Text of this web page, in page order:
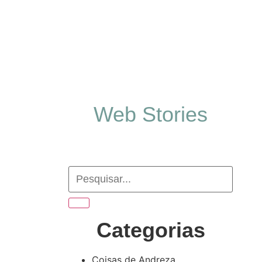
Web Stories
Categorias
Coisas de Andreza